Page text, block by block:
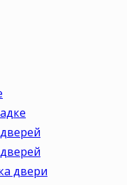
двери